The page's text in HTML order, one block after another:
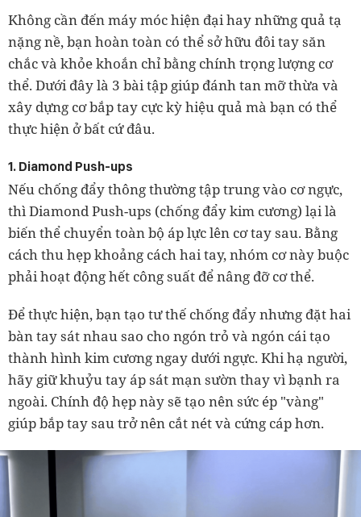
Không cần đến máy móc hiện đại hay những quả tạ
nặng nề, bạn hoàn toàn có thể sở hữu đôi tay săn
chắc và khỏe khoắn chỉ bằng chính trọng lượng cơ
thể. Dưới đây là 3 bài tập giúp đánh tan mỡ thừa và
xây dựng cơ bắp tay cực kỳ hiệu quả mà bạn có thể
thực hiện ở bất cứ đâu.
1. Diamond Push-ups
Nếu chống đẩy thông thường tập trung vào cơ ngực,
thì Diamond Push-ups (chống đẩy kim cương) lại là
biến thể chuyển toàn bộ áp lực lên cơ tay sau. Bằng
cách thu hẹp khoảng cách hai tay, nhóm cơ này buộc
phải hoạt động hết công suất để nâng đỡ cơ thể.
Để thực hiện, bạn tạo tư thế chống đẩy nhưng đặt hai
bàn tay sát nhau sao cho ngón trỏ và ngón cái tạo
thành hình kim cương ngay dưới ngực. Khi hạ người,
hãy giữ khuỷu tay áp sát mạn sườn thay vì bạnh ra
ngoài. Chính độ hẹp này sẽ tạo nên sức ép "vàng"
giúp bắp tay sau trở nên cắt nét và cứng cáp hơn.